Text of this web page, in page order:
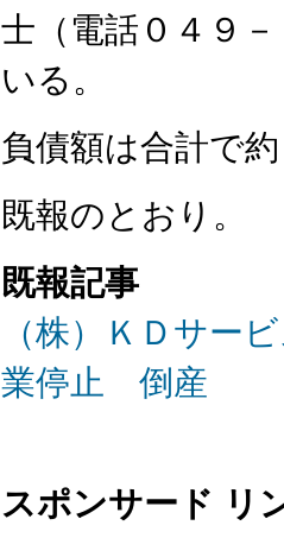
士（電話０４９
いる。
負債額は合計で
既報のとおり。
既報記事
（株）ＫＤサー
業停止 倒産
スポンサード リ